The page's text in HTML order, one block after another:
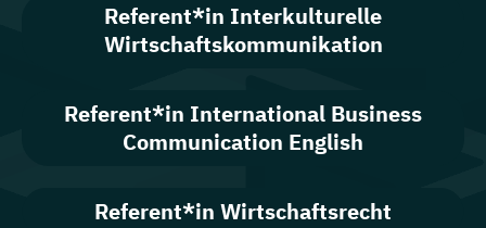
Referent*in Interkulturelle
Wirtschaftskommunikation
Referent*in International Business
Communication English
Referent*in Wirtschaftsrecht